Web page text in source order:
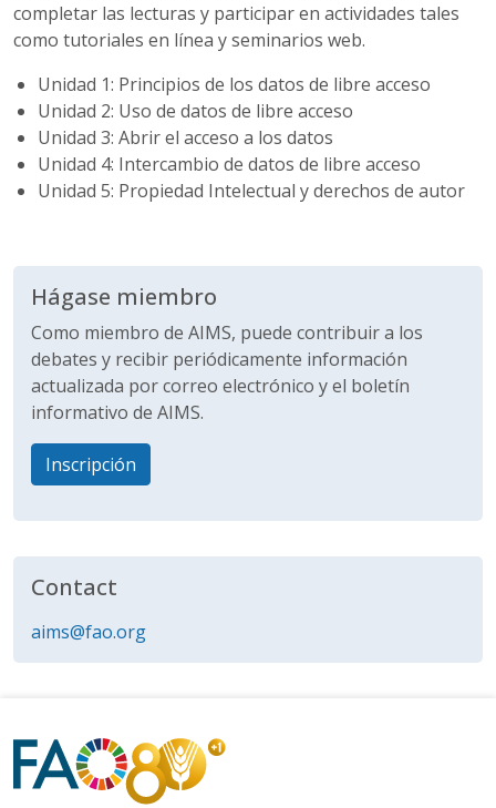
completar las lecturas y participar en actividades tales
como tutoriales en línea yseminarios web.
Unidad 1: Principios de los datos de libre acceso
Unidad 2: Uso de datos de libre acceso
Unidad 3: Abrir el acceso a los datos
Unidad 4: Intercambio de datos de libre acceso
Unidad 5: Propiedad Intelectual y derechos de autor
Hágase miembro
Como miembro de AIMS, puede contribuir a los
debates y recibir periódicamente información
actualizada por correo electrónico y el boletín
informativo de AIMS.
Inscripción
Contact
aims@fao.org